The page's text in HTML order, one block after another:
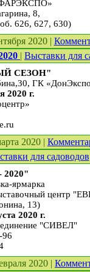
8,
626, 627, 630)
2020 |
| Выставки для
СЕЗОН"
ГК
2020 г.
2020 |
для садоводов
2020"
ярмарка
центр
13)
2020 г.
"СИВЕЛ"
96
2020 |